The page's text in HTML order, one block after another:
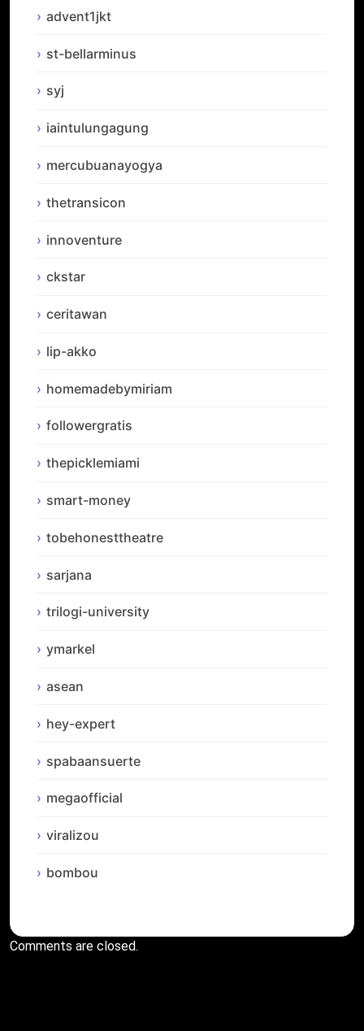
advent1jkt
st-bellarminus
syj
iaintulungagung
mercubuanayogya
thetransicon
innoventure
ckstar
ceritawan
lip-akko
homemadebymiriam
followergratis
thepicklemiami
smart-money
tobehonesttheatre
sarjana
trilogi-university
ymarkel
asean
hey-expert
spabaansuerte
megaofficial
viralizou
bombou
Comments are closed.